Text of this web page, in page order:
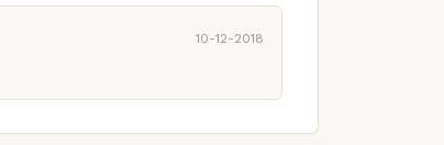
10-12-2018